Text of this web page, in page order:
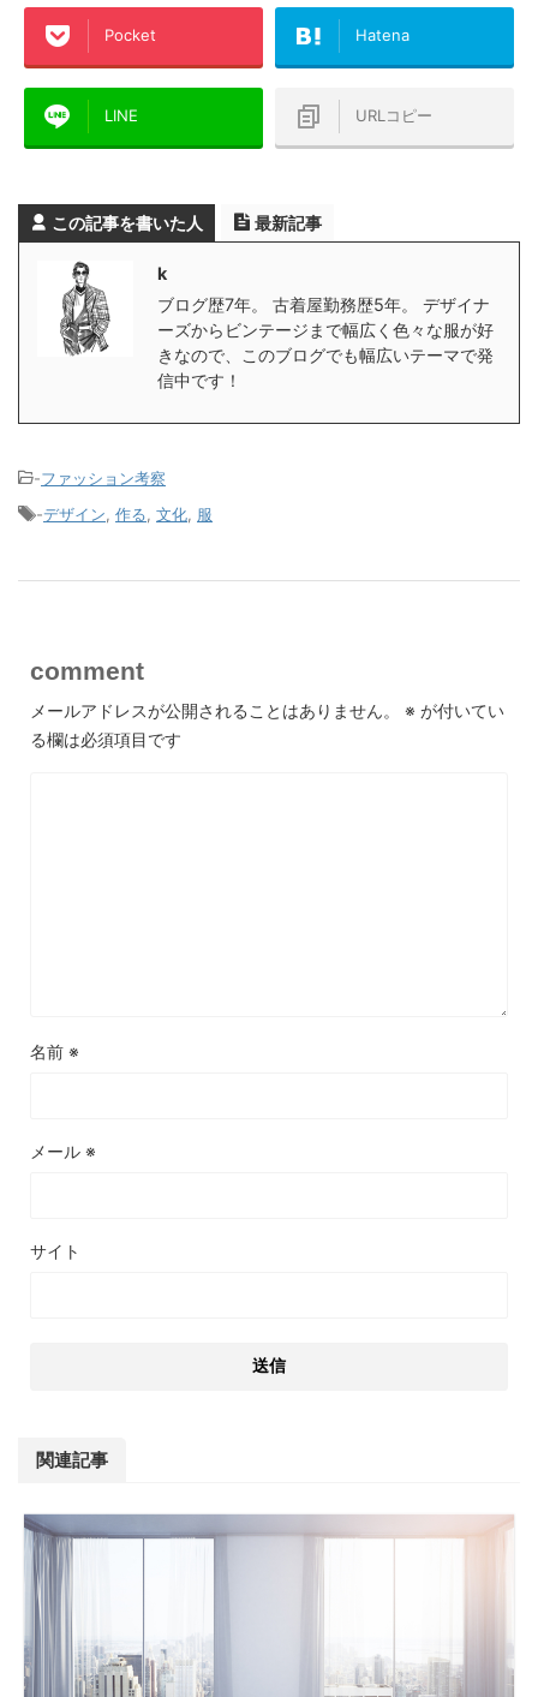
Pocket Hatena
LINE URLコピー
この記事を書いた人 最新記事
k
ブログ歴7年。 古着屋勤務歴5年。 デザイナ
ーズからビンテージまで幅広く色々な服が好
きなので、このブログでも幅広いテーマで発
信中です！
-ファッション考察
-デザイン, 作る, 文化, 服
comment
メールアドレスが公開されることはありません。 ※ が付いてい
る欄は必須項目です
名前 ※
メール ※
サイト
関連記事